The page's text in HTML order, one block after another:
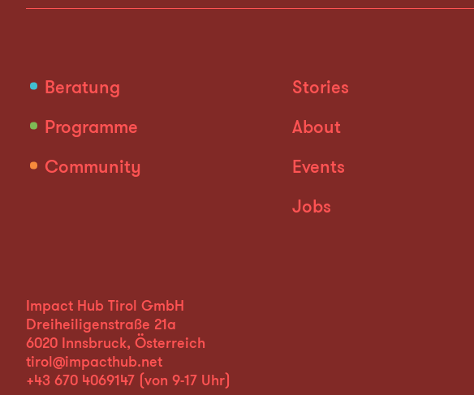
Beratung
Programme
Community
Stories
About
Events
Jobs
Impact Hub Tirol GmbH
Dreiheiligenstraße 21a
6020 Innsbruck, Österreich
tirol@impacthub.net
+43 670 4069147 (von 9-17 Uhr)